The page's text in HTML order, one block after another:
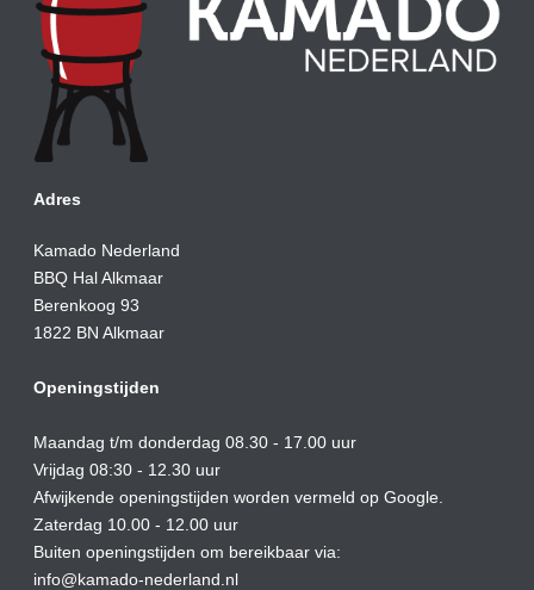
Adres
Kamado Nederland
BBQ Hal Alkmaar
Berenkoog 93
1822 BN Alkmaar
Openingstijden
Maandag t/m donderdag 08.30 - 17.00 uur
Vrijdag 08:30 - 12.30 uur
Afwijkende openingstijden worden vermeld op Google.
Zaterdag 10.00 - 12.00 uur
Buiten openingstijden om bereikbaar via:
info@kamado-nederland.nl